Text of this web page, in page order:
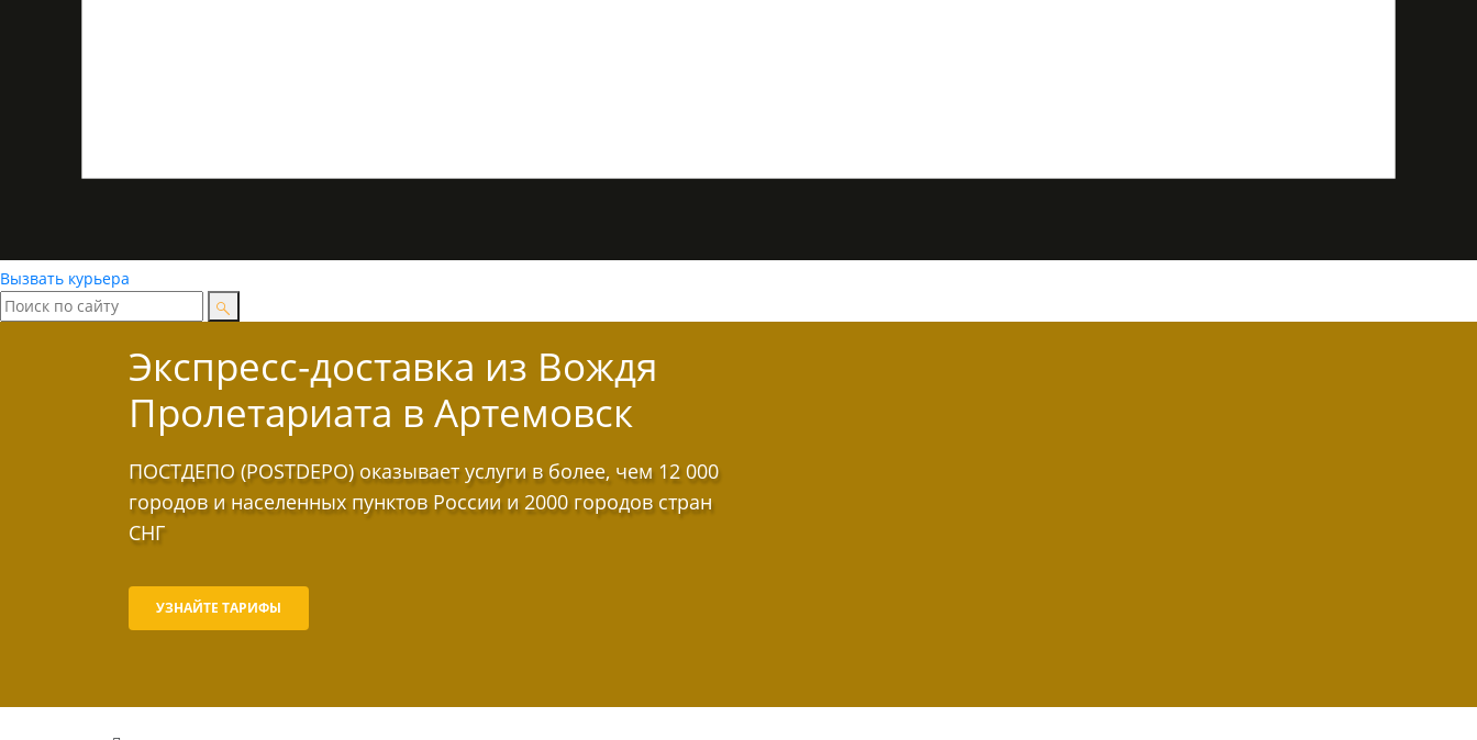
Вызвать курьера
Экспресс-доставка из Вождя
Пролетариата в Артемовск
ПОСТДЕПО (POSTDEPO) оказывает услуги в более, чем 12 000
городов и населенных пунктов России и 2000 городов стран
СНГ
УЗНАЙТЕ ТАРИФЫ